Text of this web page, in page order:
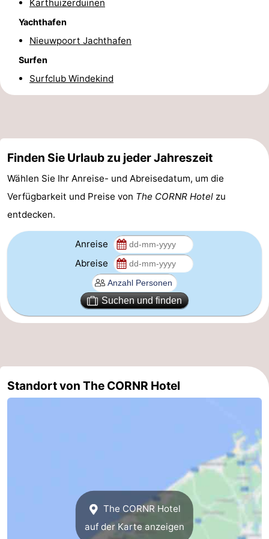
Route
Parken
Westflandern
-
Gent
Natur
Zwin
-
Heist
Zeebrugge
-
Blankenberge
-
Karthuizerduinen
Yachthafen
Nieuwpoort Jachthafen
Surfen
Surfclub Windekind
Finden Sie Urlaub zu jeder Jahreszeit
Wählen Sie Ihr Anreise- und Abreisedatum, um die
Verfügbarkeit und Preise von The CORNR Hotel zu
entdecken.
Anreise
Abreise
Suchen und finden
Standort von The CORNR Hotel
The CORNR Hotel
auf der Karte anzeigen